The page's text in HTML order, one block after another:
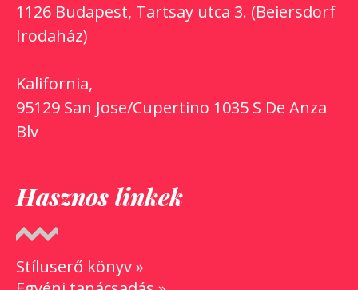
1126 Budapest, Tartsay utca 3. (Beiersdorf
Irodaház)
Kalifornia,
95129 San Jose/Cupertino 1035 S De Anza
Blv
Hasznos linkek
Stíluserő könyv »